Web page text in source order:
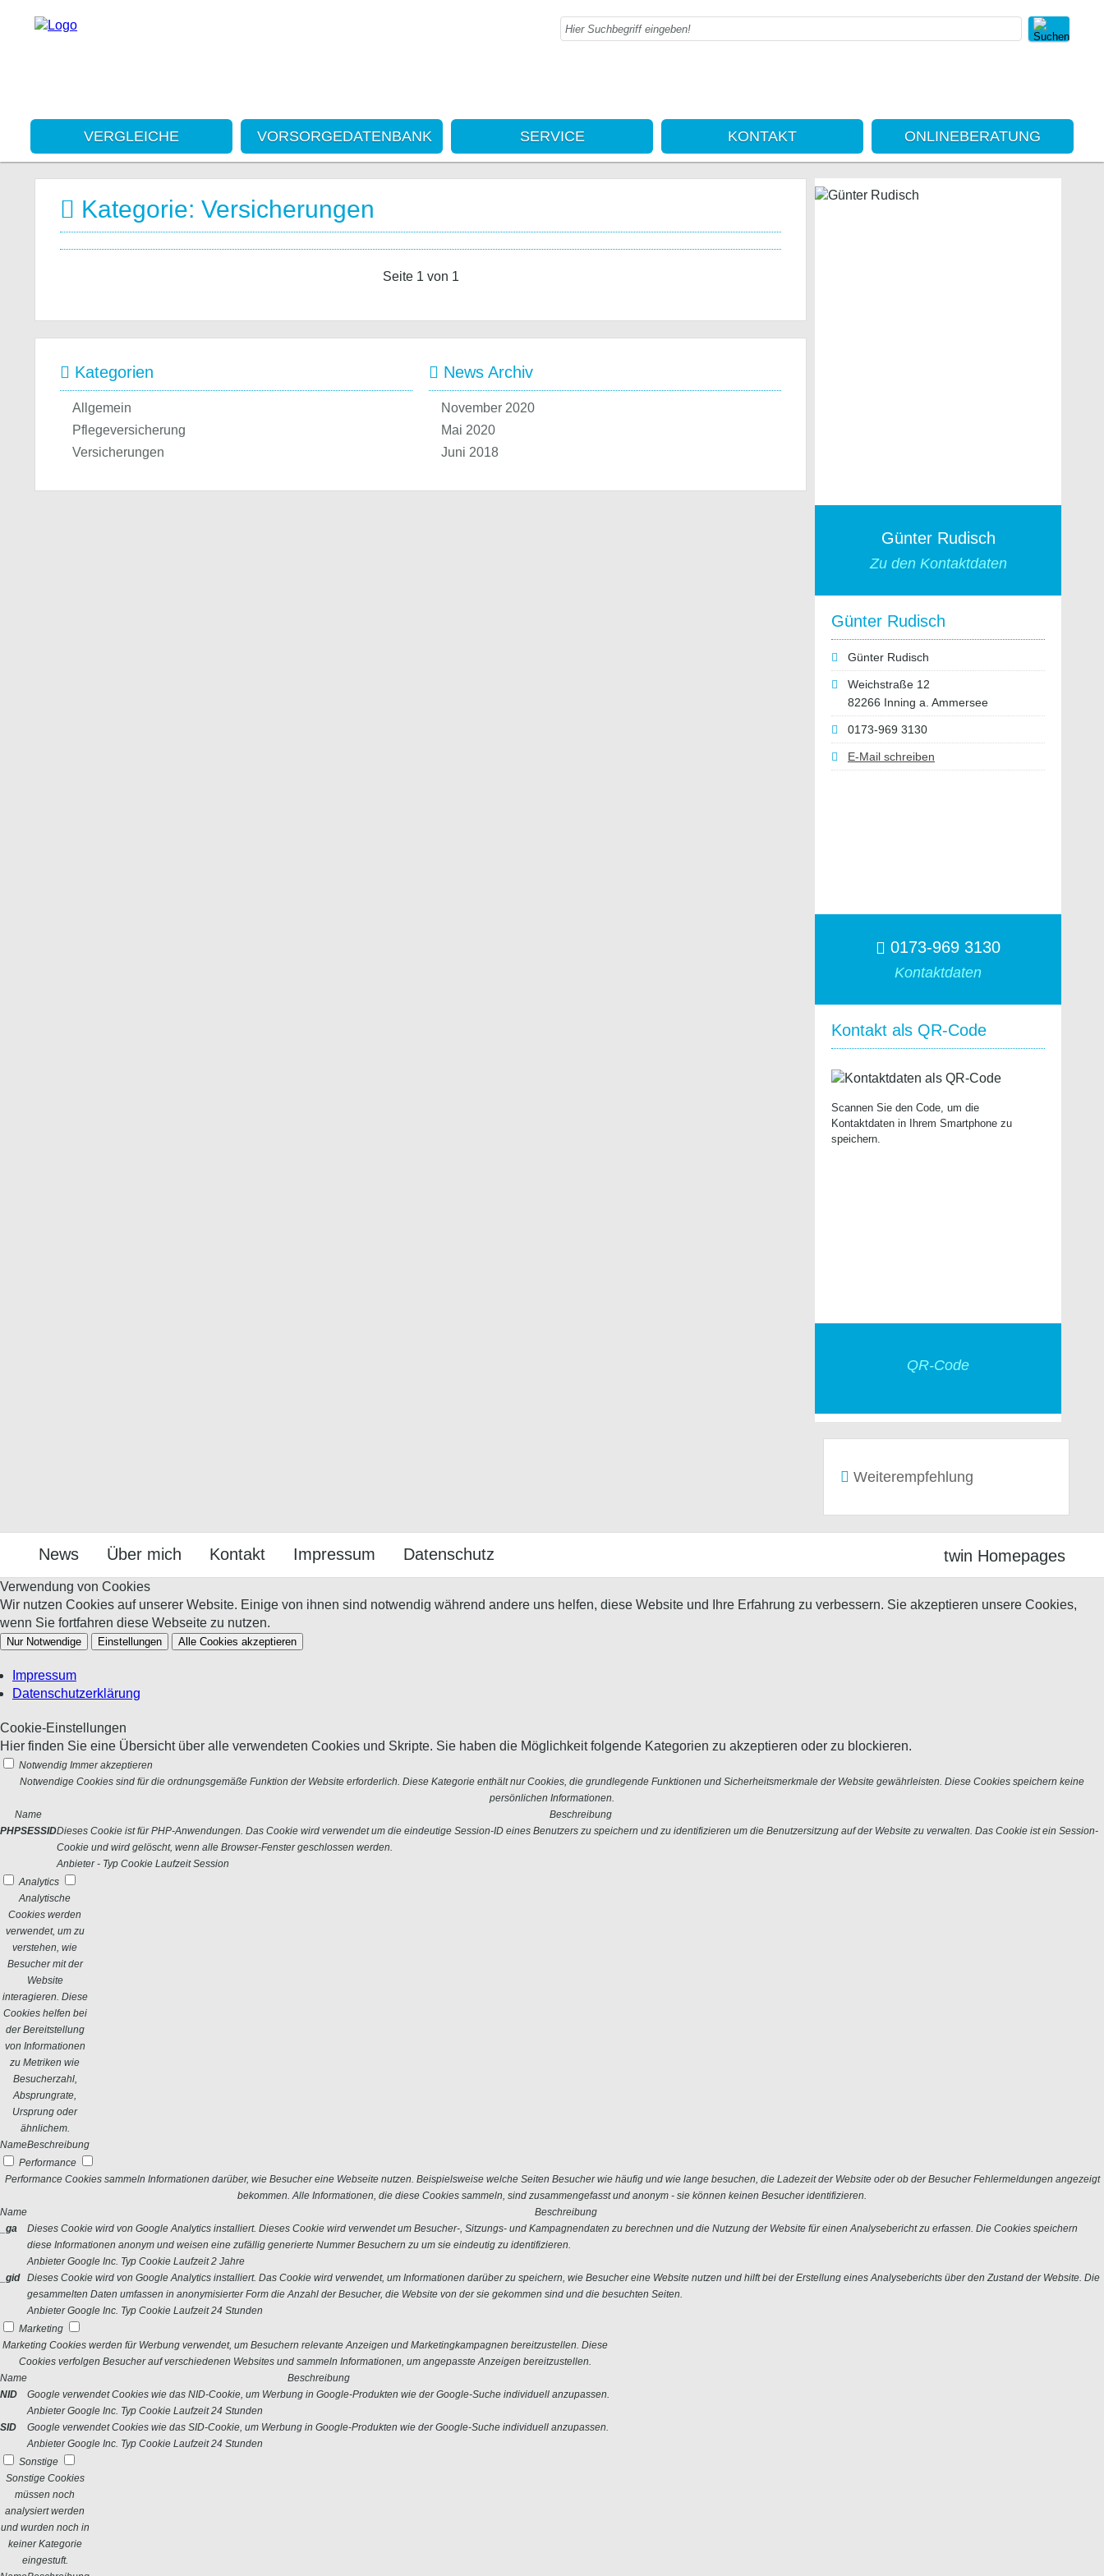
VERGLEICHE VORSORGEDATENBANK SERVICE KONTAKT ONLINEBERATUNG
Günter Rudisch
Zu den Kontaktdaten
Günter Rudisch
Günter Rudisch
Weichstraße 12
82266 Inning a. Ammersee
0173-969 3130
E-Mail schreiben
0173-969 3130
Kontaktdaten
Kontakt als QR-Code
Scannen Sie den Code, um die
Kontaktdaten in Ihrem Smartphone zu
speichern.
QR-Code
Weiterempfehlung
Kategorie: Versicherungen
Seite 1 von 1
Kategorien
Allgemein
Pflegeversicherung
Versicherungen
News Archiv
November 2020
Mai 2020
Juni 2018
News Über mich Kontakt Impressum Datenschutz twin Homepages
Verwendung von Cookies
Wir nutzen Cookies auf unserer Website. Einige von ihnen sind notwendig während andere uns helfen, diese Website und Ihre Erfahrung zu verbessern. Sie akzeptieren unsere Cookies,
wenn Sie fortfahren diese Webseite zu nutzen.
Nur Notwendige Einstellungen Alle Cookies akzeptieren
Impressum
Datenschutzerklärung
Cookie-Einstellungen
Hier finden Sie eine Übersicht über alle verwendeten Cookies und Skripte. Sie haben die Möglichkeit folgende Kategorien zu akzeptieren oder zu blockieren.
Notwendig Immer akzeptieren
Notwendige Cookies sind für die ordnungsgemäße Funktion der Website erforderlich. Diese Kategorie enthält nur Cookies, die grundlegende Funktionen und Sicherheitsmerkmale der Website gewährleisten. Diese Cookies speichern keine
persönlichen Informationen.
Name
Beschreibung
PHPSESSIDDieses Cookie ist für PHP-Anwendungen. Das Cookie wird verwendet um die eindeutige Session-ID eines Benutzers zu speichern und zu identifizieren um die Benutzersitzung auf der Website zu verwalten. Das Cookie ist ein Session-
Cookie und wird gelöscht, wenn alle Browser-Fenster geschlossen werden.
Anbieter - Typ Cookie Laufzeit Session
Analytics
Analytische
Cookies werden
verwendet, um zu
verstehen, wie
Besucher mit der
Website
interagieren. Diese
Cookies helfen bei
der Bereitstellung
von Informationen
zu Metriken wie
Besucherzahl,
Absprungrate,
Ursprung oder
ähnlichem.
NameBeschreibung
Performance
Performance Cookies sammeln Informationen darüber, wie Besucher eine Webseite nutzen. Beispielsweise welche Seiten Besucher wie häufig und wie lange besuchen, die Ladezeit der Website oder ob der Besucher Fehlermeldungen angezeigt
bekommen. Alle Informationen, die diese Cookies sammeln, sind zusammengefasst und anonym - sie können keinen Besucher identifizieren.
Name
Beschreibung
_ga
Dieses Cookie wird von Google Analytics installiert. Dieses Cookie wird verwendet um Besucher-, Sitzungs- und Kampagnendaten zu berechnen und die Nutzung der Website für einen Analysebericht zu erfassen. Die Cookies speichern
diese Informationen anonym und weisen eine zufällig generierte Nummer Besuchern zu um sie eindeutig zu identifizieren.
Anbieter Google Inc. Typ Cookie Laufzeit 2 Jahre
_gid
Dieses Cookie wird von Google Analytics installiert. Das Cookie wird verwendet, um Informationen darüber zu speichern, wie Besucher eine Website nutzen und hilft bei der Erstellung eines Analyseberichts über den Zustand der Website. Die
gesammelten Daten umfassen in anonymisierter Form die Anzahl der Besucher, die Website von der sie gekommen sind und die besuchten Seiten.
Anbieter Google Inc. Typ Cookie Laufzeit 24 Stunden
Marketing
Marketing Cookies werden für Werbung verwendet, um Besuchern relevante Anzeigen und Marketingkampagnen bereitzustellen. Diese
Cookies verfolgen Besucher auf verschiedenen Websites und sammeln Informationen, um angepasste Anzeigen bereitzustellen.
Name
Beschreibung
NID
Google verwendet Cookies wie das NID-Cookie, um Werbung in Google-Produkten wie der Google-Suche individuell anzupassen.
Anbieter Google Inc. Typ Cookie Laufzeit 24 Stunden
SID
Google verwendet Cookies wie das SID-Cookie, um Werbung in Google-Produkten wie der Google-Suche individuell anzupassen.
Anbieter Google Inc. Typ Cookie Laufzeit 24 Stunden
Sonstige
Sonstige Cookies
müssen noch
analysiert werden
und wurden noch in
keiner Kategorie
eingestuft.